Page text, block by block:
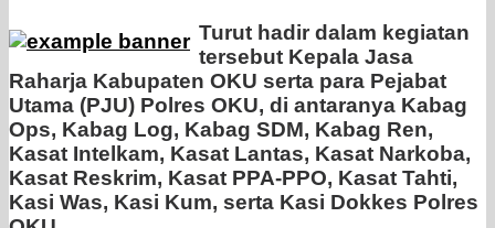
Turut hadir dalam kegiatan
tersebut Kepala Jasa
Raharja Kabupaten OKU serta para Pejabat
Utama (PJU) Polres OKU, di antaranya Kabag
Ops, Kabag Log, Kabag SDM, Kabag Ren,
Kasat Intelkam, Kasat Lantas, Kasat Narkoba,
Kasat Reskrim, Kasat PPA-PPO, Kasat Tahti,
Kasi Was, Kasi Kum, serta Kasi Dokkes Polres